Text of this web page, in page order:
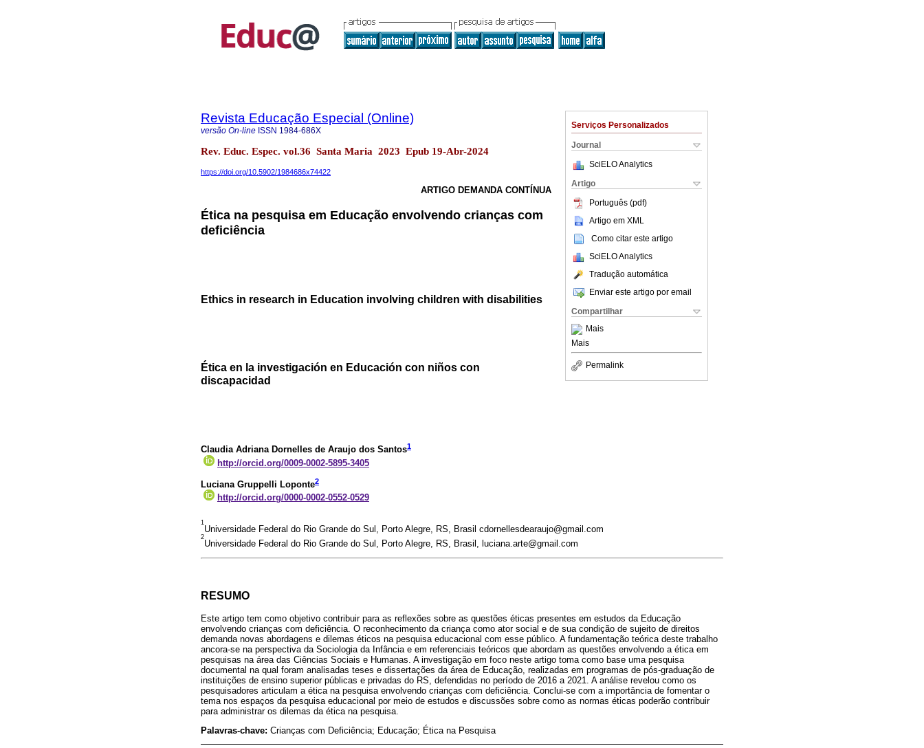
Serviços Personalizados
Journal
SciELO Analytics
Artigo
Português (pdf)
Artigo em XML
Como citar este artigo
SciELO Analytics
Tradução automática
Enviar este artigo por email
Compartilhar
Mais
Mais
Permalink
Revista Educação Especial (Online)
versão On-line ISSN 1984-686X
Rev. Educ. Espec. vol.36 Santa Maria 2023 Epub 19-Abr-2024
https://doi.org/10.5902/1984686x74422
ARTIGO DEMANDA CONTÍNUA
Ética na pesquisa em Educação envolvendo crianças com
deficiência
Ethics in research in Education involving children with disabilities
Ética en la investigación en Educación con niños con
discapacidad
Claudia Adriana Dornelles de Araujo dos Santos1
http://orcid.org/0009-0002-5895-3405
Luciana Gruppelli Loponte2
http://orcid.org/0000-0002-0552-0529
1
Universidade Federal do Rio Grande do Sul, Porto Alegre, RS, Brasil cdornellesdearaujo@gmail.com
2
Universidade Federal do Rio Grande do Sul, Porto Alegre, RS, Brasil, luciana.arte@gmail.com
RESUMO
Este artigo tem como objetivo contribuir para as reflexões sobre as questões éticas presentes em estudos da Educação
envolvendo crianças com deficiência. O reconhecimento da criança como ator social e de sua condição de sujeito de direitos
demanda novas abordagens e dilemas éticos na pesquisa educacional com esse público. A fundamentação teórica deste trabalho
ancora-se na perspectiva da Sociologia da Infância e em referenciais teóricos que abordam as questões envolvendo a ética em
pesquisas na área das Ciências Sociais e Humanas. A investigação em foco neste artigo toma como base uma pesquisa
documental na qual foram analisadas teses e dissertações da área de Educação, realizadas em programas de pós-graduação de
instituições de ensino superior públicas e privadas do RS, defendidas no período de 2016 a 2021. A análise revelou como os
pesquisadores articulam a ética na pesquisa envolvendo crianças com deficiência. Conclui-se com a importância de fomentar o
tema nos espaços da pesquisa educacional por meio de estudos e discussões sobre como as normas éticas poderão contribuir
para administrar os dilemas da ética na pesquisa.
Palavras-chave: Crianças com Deficiência; Educação; Ética na Pesquisa